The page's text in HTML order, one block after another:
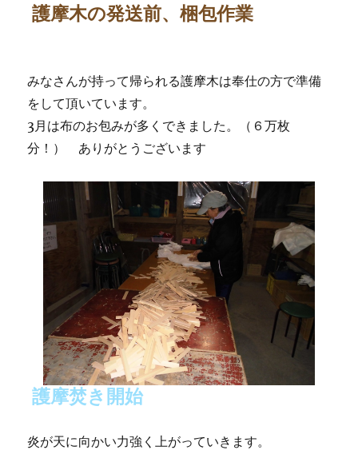
護摩木の発送前、梱包作業
みなさんが持って帰られる護摩木は奉仕の方で準備
をして頂いています。
3月は布のお包みが多くできました。（６万枚
分！） ありがとうございます
護摩焚き開始
炎が天に向かい力強く上がっていきます。